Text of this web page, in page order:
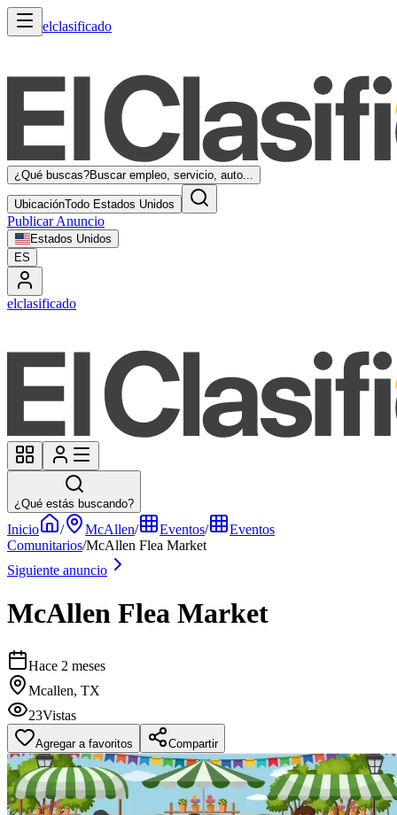
elclasificado
¿Qué buscas?Buscar empleo, servicio, auto...
UbicaciónTodo Estados Unidos
Publicar Anuncio
Estados Unidos
ES
elclasificado
¿Qué estás buscando?
Inicio / McAllen/ Eventos/
Eventos
Comunitarios/McAllen Flea Market
Siguiente anuncio
McAllen Flea Market
Hace 2 meses
Mcallen, TX
23Vistas
Agregar a favoritos Compartir